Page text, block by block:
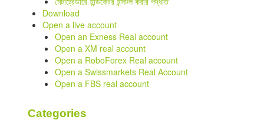
Download
Open a live account
Open an Exness Real account
Open a XM real account
Open a RoboForex Real account
Open a Swissmarkets Real Account
Open a FBS real account
Categories